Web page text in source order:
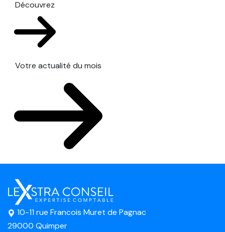
Découvrez
Votre actualité du mois
10-11 rue Francois Muret de Pagnac
29000 Quimper